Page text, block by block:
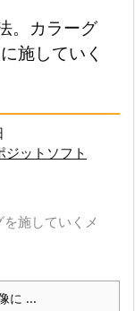
。カラーグ
施していく
ジットソフト
施していくメ
に ...